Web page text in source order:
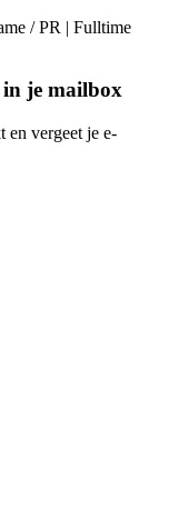
/ PR | Fulltime
je mailbox
en vergeet je e-